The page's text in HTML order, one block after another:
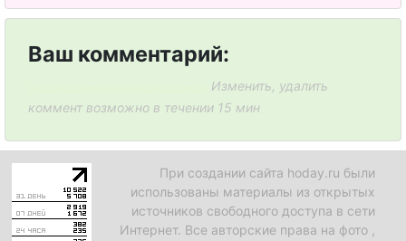
Ваш комментарий:
Изменить, удалить
коммент возможно в течении 15 мин
При создании сайта hoday.ru были
использованы материалы из открытых
источников свободного доступа в сети
Интернет. Все авторские права на фото ,